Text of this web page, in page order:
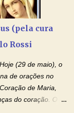
atenda, em
agradeço de
Eu louvo o Pai por
(pela cura
Rossi
(29 de maio), o
de orações no
de Maria,
do coração. O